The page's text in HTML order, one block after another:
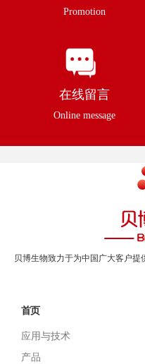
Promotion
在线留言
Online message
贝博生物致力于为中国广大客户
首页
应用与技术
产品